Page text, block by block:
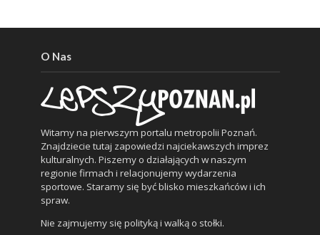
O Nas
Witamy na pierwszym portalu metropolii Poznań.
Znajdziecie tutaj zapowiedzi najciekawszych imprez
kulturalnych. Piszemy o działających w naszym
regionie firmach i relacjonujemy wydarzenia
sportowe. Staramy się być blisko mieszkańców i ich
spraw.
Nie zajmujemy się polityką i walką o stołki.